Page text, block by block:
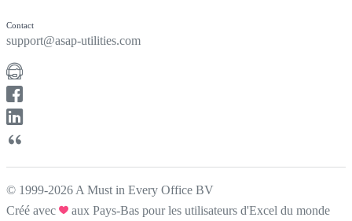
Contact
support@asap-utilities.com
© 1999-2026 A Must in Every Office BV
Créé avec
aux Pays-Bas pour les utilisateurs d'Excel du monde